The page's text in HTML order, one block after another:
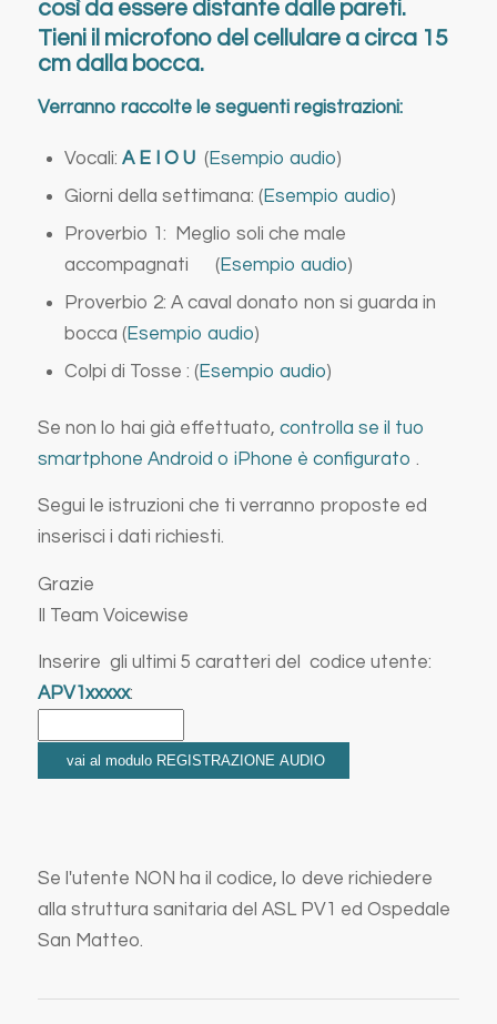
così da essere distante dalle pareti.
Tieni il microfono del cellulare a circa 15
cm dalla bocca.
Verranno raccolte le seguenti registrazioni:
Vocali: A E I O U (Esempio audio)
Giorni della settimana: (Esempio audio)
Proverbio 1: Meglio soli che male
accompagnati (Esempio audio)
Proverbio 2: A caval donato non si guarda in
bocca (Esempio audio)
Colpi di Tosse : (Esempio audio)
Se non lo hai già effettuato, controlla se il tuo
smartphone Android o iPhone è configurato .
Segui le istruzioni che ti verranno proposte ed
inserisci i dati richiesti.
Grazie
Il Team Voicewise
Inserire gli ultimi 5 caratteri del codice utente:
APV1xxxxx:
Se l'utente NON ha il codice, lo deve richiedere
alla struttura sanitaria del ASL PV1 ed Ospedale
San Matteo.